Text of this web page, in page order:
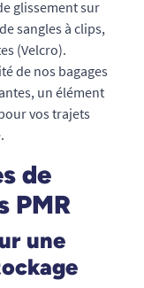
glissement sur
sangles à clips,
(Velcro).
de nos bagages
un élément
vos trajets
de
PMR
une